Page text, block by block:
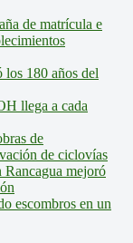
de matrícula e
180 años del
llega a cada
de
de ciclovías
Rancagua mejoró
escombros en un